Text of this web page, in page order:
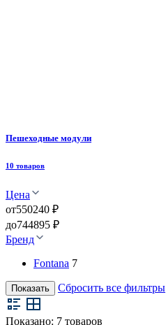
Пешеходные модули
10 товаров
Цена
от550240 ₽
до744895 ₽
Бренд
Fontana 7
Показать Сбросить все фильтры
Показано: 7 товаров